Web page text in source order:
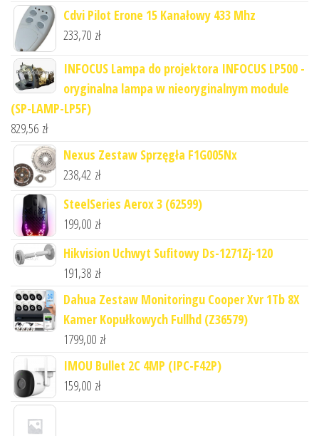
Cdvi Pilot Erone 15 Kanałowy 433 Mhz
233,70 zł
INFOCUS Lampa do projektora INFOCUS LP500 -
oryginalna lampa w nieoryginalnym module
(SP-LAMP-LP5F)
829,56 zł
Nexus Zestaw Sprzęgła F1G005Nx
238,42 zł
SteelSeries Aerox 3 (62599)
199,00 zł
Hikvision Uchwyt Sufitowy Ds-1271Zj-120
191,38 zł
Dahua Zestaw Monitoringu Cooper Xvr 1Tb 8X
Kamer Kopułkowych Fullhd (Z36579)
1799,00 zł
IMOU Bullet 2C 4MP (IPC-F42P)
159,00 zł